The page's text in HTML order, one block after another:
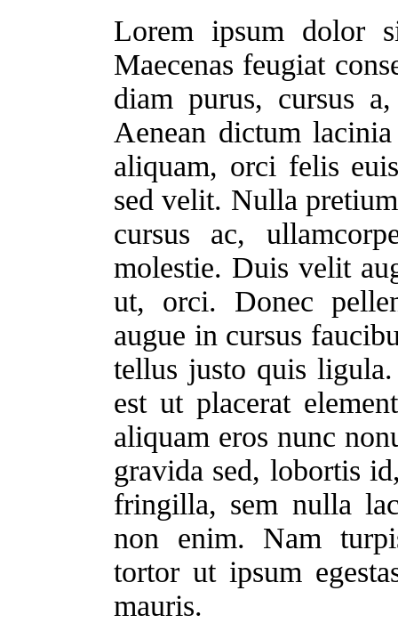
Lorem ipsum dolor
Maecenas feugiat
diam purus, cursus
Aenean dictum
aliquam, orci felis
sed velit. Nulla
cursus ac,
molestie. Duis velit
ut, orci. Donec
augue in cursus
tellus justo quis
est ut placerat
aliquam eros nunc
gravida sed, lobortis
fringilla, sem nulla
non enim. Nam
tortor ut ipsum
mauris.